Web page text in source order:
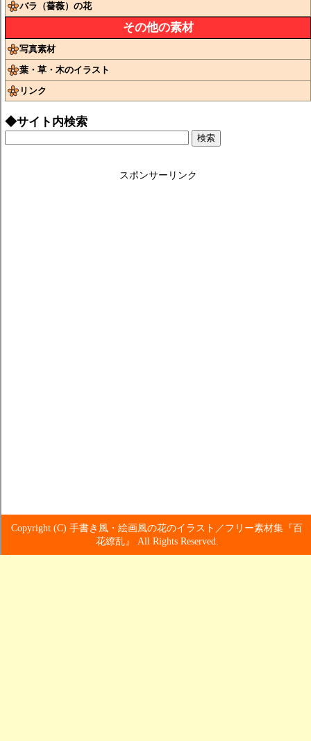
バラ（薔薇）の花
その他の素材
写真素材
葉・草・木のイラスト
リンク
◆サイト内検索
スポンサーリンク
Copyright (C) 手書き風・絵画風の花のイラスト／フリー素材集『百
花繚乱』 All Rights Reserved.